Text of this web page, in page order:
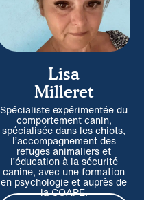
Lisa
Milleret
Spécialiste expérimentée du
comportement canin,
spécialisée dans les chiots,
l’accompagnement des
refuges animaliers et
l’éducation à la sécurité
canine, avec une formation
en psychologie et auprès de
la COAPE.